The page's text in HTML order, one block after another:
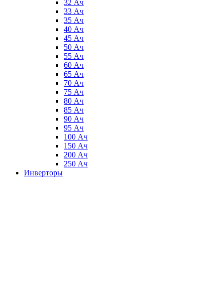
32 Ач
33 Ач
35 Ач
40 Ач
45 Ач
50 Ач
55 Ач
60 Ач
65 Ач
70 Ач
75 Ач
80 Ач
85 Ач
90 Ач
95 Ач
100 Ач
150 Ач
200 Ач
250 Ач
Инверторы